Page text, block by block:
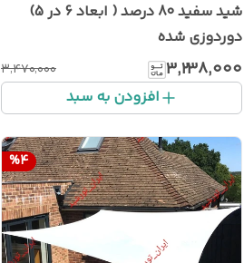
شید سفید 80 درصد ( ابعاد 6 در 5)
دوردوزی شده
۳٬۲۳۸٬۰۰۰ ۳٬۴۷۰٬۰۰۰
افزودن به سبد
%4